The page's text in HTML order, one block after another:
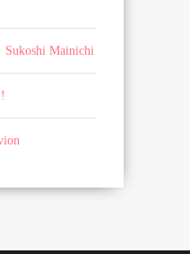
Sukoshi Mainichi